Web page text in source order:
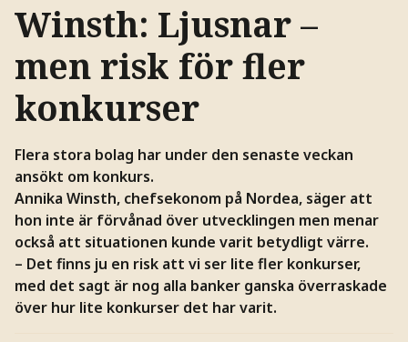
Winsth: Ljusnar –
men risk för fler
konkurser
Flera stora bolag har under den senaste veckan
ansökt om konkurs.
Annika Winsth, chefsekonom på Nordea, säger att
hon inte är förvånad över utvecklingen men menar
också att situationen kunde varit betydligt värre.
– Det finns ju en risk att vi ser lite fler konkurser,
med det sagt är nog alla banker ganska överraskade
över hur lite konkurser det har varit.